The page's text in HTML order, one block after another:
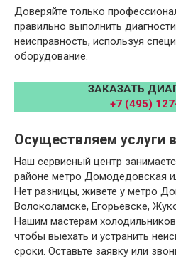
Доверяйте только
правильно выполнить
неисправность, используя
оборудование.
ЗАКАЗАТЬ
+7 (495)
Осуществляем услуги
Наш сервисный центр
районе метро Домодедовская
Нет разницы, живете у метро
Волоколамске, Егорьевске,
Нашим мастерам
чтобы выехать и устранить
сроки. Оставьте заявку или